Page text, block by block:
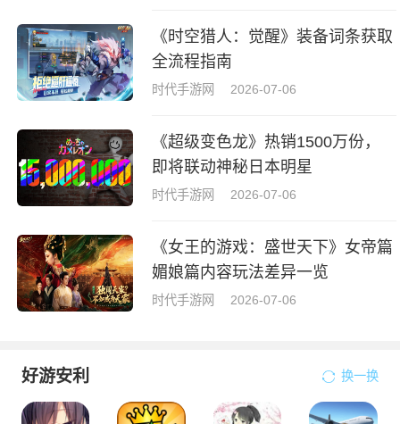
《时空猎人：觉醒》装备词条获取
全流程指南
时代手游网 2026-07-06
《超级变色龙》热销1500万份，
即将联动神秘日本明星
时代手游网 2026-07-06
《女王的游戏：盛世天下》女帝篇
媚娘篇内容玩法差异一览
时代手游网 2026-07-06
好游安利 换一换